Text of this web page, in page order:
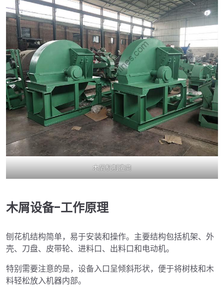
木屑机制造商
木屑设备-工作原理
刨花机结构简单，易于安装和操作。主要结构包括机架、外
壳、刀盘、皮带轮、进料口、出料口和电动机。
特别需要注意的是，设备入口呈倾斜形状，便于将树枝和木
料轻松放入机器内部。